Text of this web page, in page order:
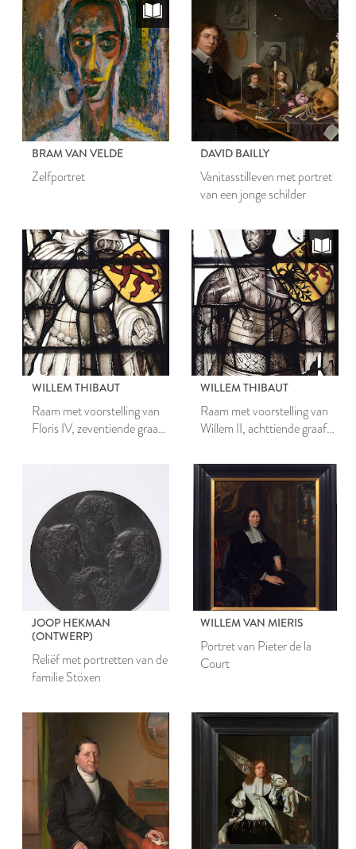
BRAM VAN VELDE
Zelfportret
DAVID BAILLY
Vanitasstilleven met portret
van een jonge schilder
WILLEM THIBAUT
Raam met voorstelling van
Floris IV, zeventiende graaf
WILLEM THIBAUT
Raam met voorstelling van
Willem II, achttiende graaf
JOOP HEKMAN
(ONTWERP)
Reliëf met portretten van de
familie Stöxen
WILLEM VAN MIERIS
Portret van Pieter de la
Court